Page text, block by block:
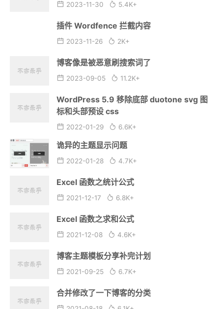
2023-11-30 5.4K+
插件 Wordfence 拦截内容
2023-11-26 2K+
博客像是被恶意刷搜索词了
2023-09-05 11.2K+
WordPress 5.9 移除底部 duotone svg 图
标和头部预设 css
2022-01-29 6.6K+
诡异的主题显示问题
2022-01-28 4.7K+
Excel 函数之统计公式
2021-12-17 6.8K+
Excel 函数之求和公式
2021-12-08 4.6K+
博客主题模板分享补完计划
2021-09-25 6.7K+
合并修改了一下博客的分类